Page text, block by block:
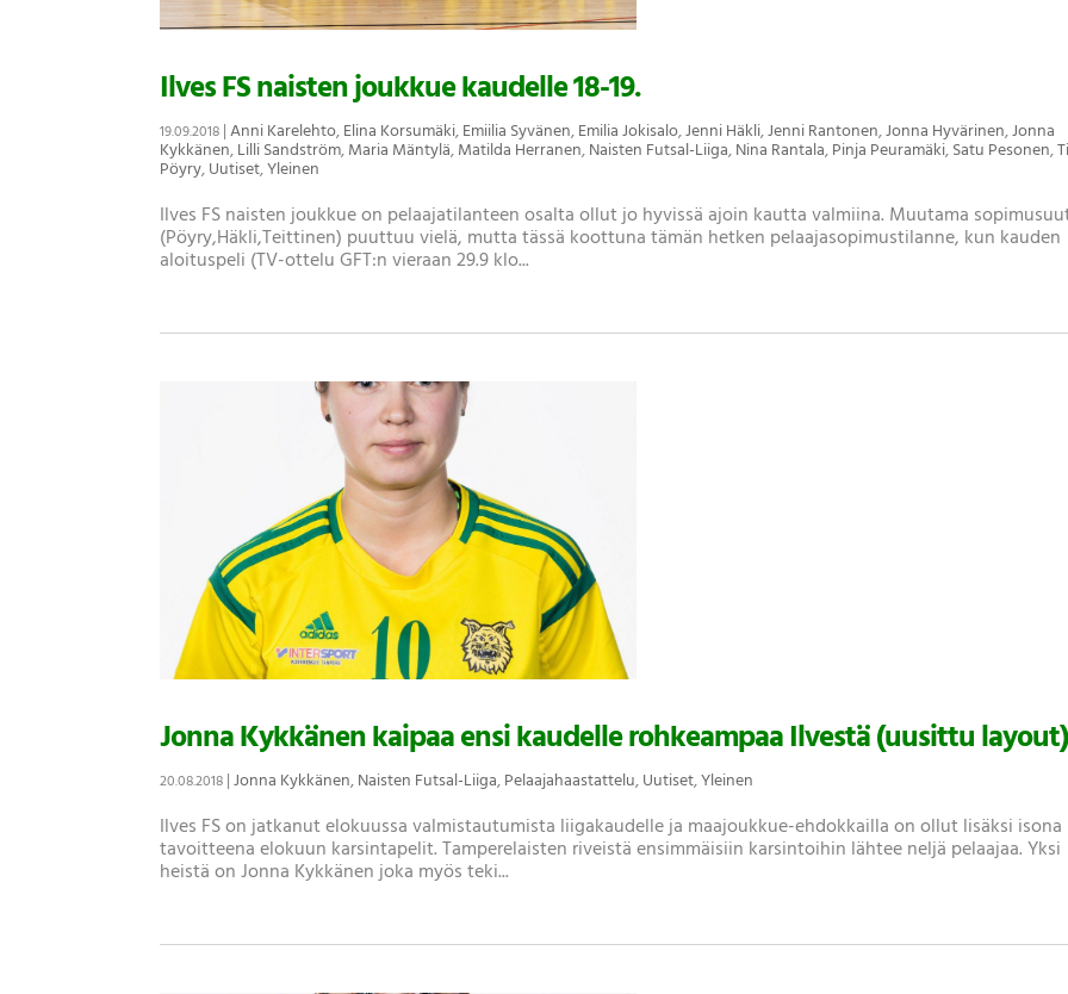
Ilves FS naisten joukkue kaudelle 18-19.
19.09.2018 |Anni Karelehto,Elina Korsumäki,Emiilia Syvänen,Emilia Jokisalo,Jenni Häkli,Jenni Rantonen,Jonna Hyvärinen,Jonna
Kykkänen,Lilli Sandström,Maria Mäntylä,Matilda Herranen,Naisten Futsal-Liiga,Nina Rantala,Pinja Peuramäki,Satu Pesonen,
Pöyry,Uutiset,Yleinen
Ilves FS naisten joukkue on pelaajatilanteen osalta ollut jo hyvissä ajoin kautta valmiina. Muutama
(Pöyry,Häkli,Teittinen) puuttuu vielä, mutta tässä koottuna tämän hetken pelaajasopimustilanne, kun kauden
aloituspeli (TV-ottelu GFT:n vieraan 29.9 klo...
Jonna Kykkänen kaipaa ensi kaudelle rohkeampaa Ilvestä (uusittu layout)
20.08.2018 |Jonna Kykkänen,Naisten Futsal-Liiga,Pelaajahaastattelu,Uutiset,Yleinen
Ilves FS on jatkanut elokuussa valmistautumista liigakaudelle ja maajoukkue-ehdokkailla on ollut lisäksi isona
tavoitteena elokuun karsintapelit. Tamperelaisten riveistä ensimmäisiin karsintoihin lähtee neljä pelaajaa. Yksi
heistä on Jonna Kykkänen joka myös teki...